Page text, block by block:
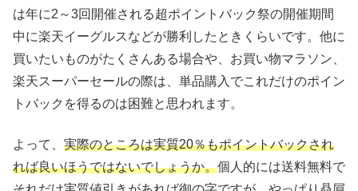
は年に2～3回開催される超ポイントバック祭の開催期間
中に楽天イーグルスなどが勝利したときくらいです。他に
買いたいものがたくさんある場合や、お買い物マラソン、
楽天スーパーセールの際は、単品購入でこれだけのポイン
トバックを得るのは困難と思われます。
よって、 実際のところは実質20％もポイントバックされ
れば良いほうではないでしょうか。個人的には送料無料で